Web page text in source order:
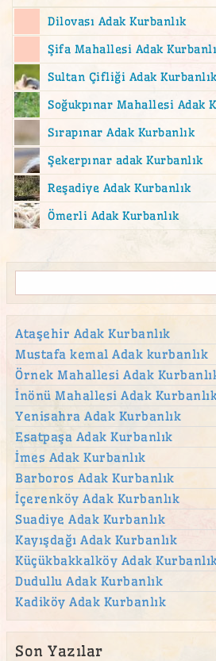
Ahmediye
akika
akika kesimi
akika kurban
akika kurbanı
Altıntepe Adak Kurban
altunizade adak
Altunizade
Atalar Adak Kurban
Ataşehir adak kurban
Atatürk Mahallesi Adak
Aydınevler Adak Kurban
Aziz Mahmut Hüdayi
Bağlarbaşı Adak
Barbaros Mahallesi
beykoz adak
beylerbeyi adak
Beylerbeyi
bostancı adak
Bulgurlu Mahallesi
Burhaniye
Dilovası Adak Kurbanlık
Şifa Mahallesi Adak
Sultan Çifliği Adak Kurbanlık
Soğukpınar Mahallesi Adak
Sırapınar Adak Kurbanlık
Şekerpınar adak Kurbanlık
Reşadiye Adak Kurbanlık
Ömerli Adak Kurbanlık
Ataşehir Adak Kurbanlık
Mustafa kemal Adak kurbanlık
Örnek Mahallesi Adak
İnönü Mahallesi Adak
Yenisahra Adak Kurbanlık
Esatpaşa Adak Kurbanlık
İmes Adak Kurbanlık
Barboros Adak Kurbanlık
İçerenköy Adak Kurbanlık
Suadiye Adak Kurbanlık
Kayışdağı Adak Kurbanlık
Küçükbakkalköy Adak
Dudullu Adak Kurbanlık
Kadiköy Adak Kurbanlık
Son Yazılar